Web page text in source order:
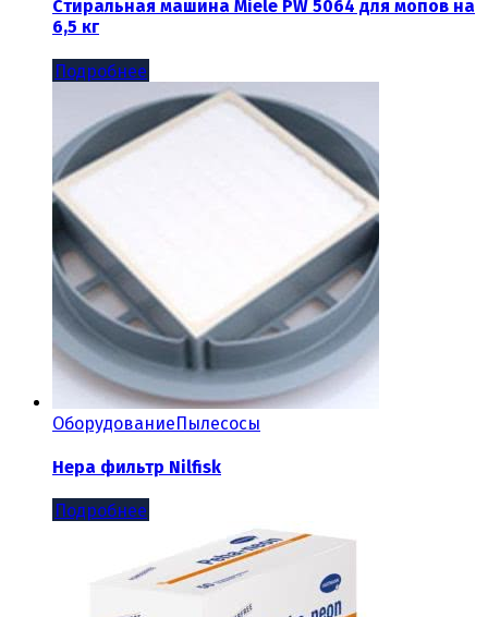
Cтиральная машина Miele PW 5064 для мопов на
6,5 кг
Подробнее
ОборудованиеПылесосы
Hepa фильтр Nilfisk
Подробнее